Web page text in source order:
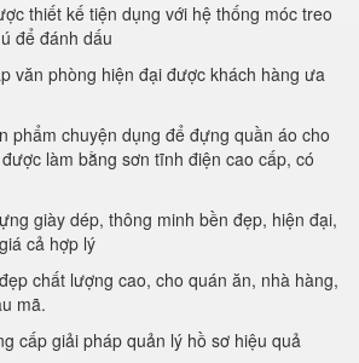
thiết kế tiện dụng với hệ thống móc treo
để đánh dấu
văn phòng hiện đại được khách hàng ưa
phẩm chuyện dụng để đựng quần áo cho
làm bằng sơn tĩnh điện cao cấp, có
giày dép, thông minh bền đẹp, hiện đại,
cả hợp lý
đẹp chất lượng cao, cho quán ăn, nhà hàng,
mã.
cấp giải pháp quản lý hồ sơ hiệu quả